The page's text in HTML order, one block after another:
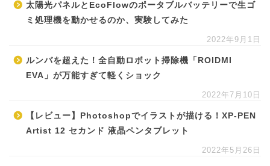
太陽光パネルとEcoFlowのポータブルバッテリーで生ゴ
ミ処理機を動かせるのか、実験してみた
2022年9月1日
ルンバを超えた！全自動ロボット掃除機「ROIDMI
EVA」が万能すぎて軽くショック
2022年7月10日
【レビュー】Photoshopでイラストが描ける！XP-PEN
Artist 12 セカンド 液晶ペンタブレット
2022年5月26日